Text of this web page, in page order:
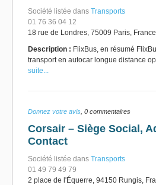
Société listée dans Transports
01 76 36 04 12
18 rue de Londres, 75009 Paris, France
Description : FlixBus, en résumé
transport en autocar longue distance
suite...
Donnez votre avis , 0 commentaires
Corsair – Siège Social,
Contact
Société listée dans Transports
01 49 79 49 79
2 place de l'Équerre, 94150 Rungis,